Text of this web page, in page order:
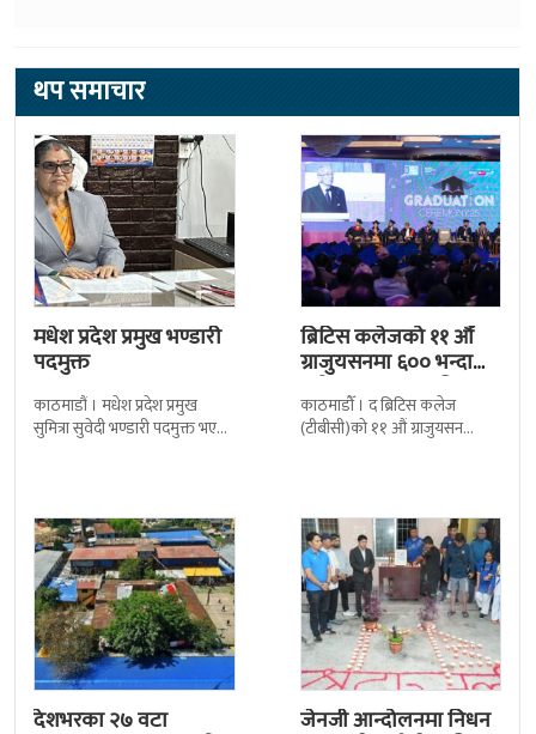
थप समाचार
मधेश प्रदेश प्रमुख भण्डारी
पदमुक्त
काठमाडौं । मधेश प्रदेश प्रमुख
सुमित्रा सुवेदी भण्डारी पदमुक्त भएकी
ब्रिटिस कलेजको ११ औँ
ग्राजुयसनमा ६०० भन्दा
बढी ग्राजुयट सम्मानित
काठमाडौँ । द ब्रिटिस कलेज
(टीबीसी)को ११ औं ग्राजुयसन
देशभरका २७ वटा जेनजी आन्दोलनमा निधन